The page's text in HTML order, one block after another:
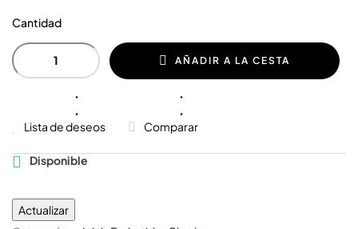
Cantidad
AÑADIR A LA CESTA
Lista de deseos Comparar
 Disponible